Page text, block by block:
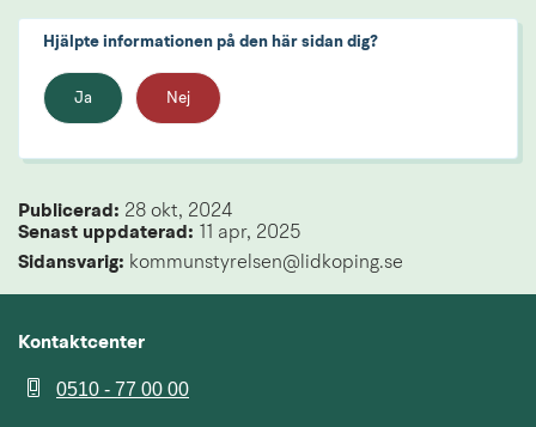
Hjälpte informationen på den här sidan dig?
Ja Nej
Publicerad: 28 okt, 2024
Senast uppdaterad:
11 apr, 2025
Sidansvarig: kommunstyrelsen@lidkoping.se
Kontaktcenter
0510 - 77 00 00